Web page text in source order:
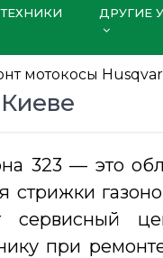
ДРУГИЕ
мотокосы
323 — это
стрижки
сервисный
при